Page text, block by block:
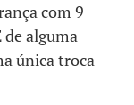
com 9
de alguma
única troca